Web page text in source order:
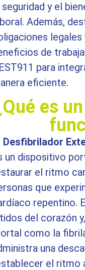
seguridad y el
Además,
legales
de
para
eficiente.
es
Desfibrilador
un dispositivo
el ritmo
que
repentino.
del corazón
como la
una
el ritmo